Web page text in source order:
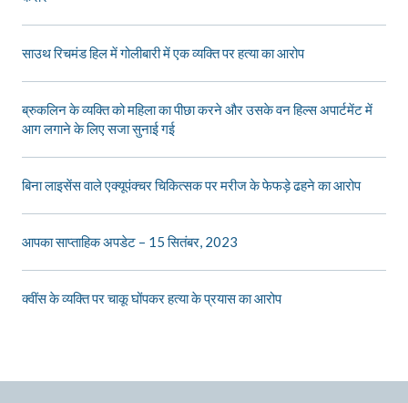
साउथ रिचमंड हिल में गोलीबारी में एक व्यक्ति पर हत्या का आरोप
ब्रुकलिन के व्यक्ति को महिला का पीछा करने और उसके वन हिल्स अपार्टमेंट में
आग लगाने के लिए सजा सुनाई गई
बिना लाइसेंस वाले एक्यूपंक्चर चिकित्सक पर मरीज के फेफड़े ढहने का आरोप
आपका साप्ताहिक अपडेट – 15 सितंबर, 2023
क्वींस के व्यक्ति पर चाकू घोंपकर हत्या के प्रयास का आरोप